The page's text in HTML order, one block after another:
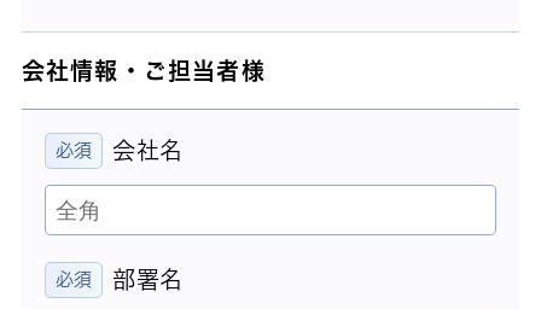
会社情報・ご担当者様
会社名
部署名